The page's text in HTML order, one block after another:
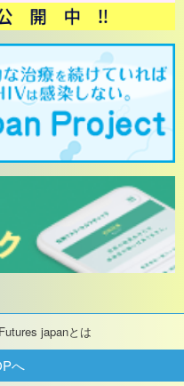
Futures japanとは
へ